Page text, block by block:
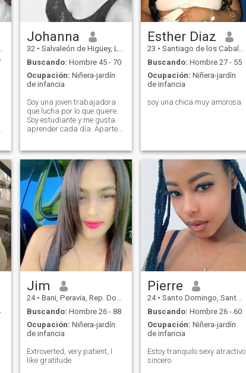
Johanna
32 • Salvaleón de Higüey, La Altagracia, Rep. Dominicana
Buscando: Hombre 45 - 70
Ocupación: Niñera-jardín
de infancia
Soy una joven trabajadora
que lucha por lo que quiere.
Soy estudiante y me gusta
aprender cada día. Aparte
Y tengo mucho amor por la
cocina.
Esther Diaz
23 • Santiago de los Caballeros, Santiago, Rep. Dominicana
Buscando: Hombre 27 - 55
Ocupación: Niñera-jardín
de infancia
soy una chica muy amorosa
Jim
24 • Bani, Peravia, Rep. Dominicana
Buscando: Hombre 26 - 88
Ocupación: Niñera-jardín
de infancia
Extroverted, very patient, I
like gratitude
Pierre
24 • Santo Domingo, Santo Domingo, Rep. Dominicana
Buscando: Hombre 26 - 60
Ocupación: Niñera-jardín
de infancia
Estoy tranquilo sexy atractivo
sincero